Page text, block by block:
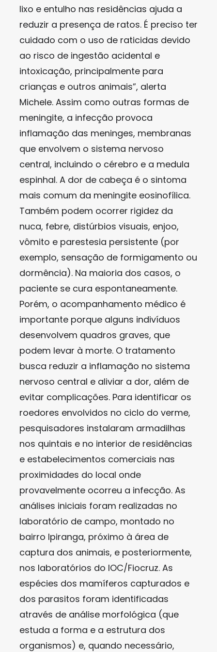
lixo e entulho nas residências ajuda a
reduzir a presença de ratos. É preciso ter
cuidado com o uso de raticidas devido
ao risco de ingestão acidental e
intoxicação, principalmente para
crianças e outros animais”, alerta
Michele. Assim como outras formas de
meningite, a infecção provoca
inflamação das meninges, membranas
que envolvem o sistema nervoso
central, incluindo o cérebro e a medula
espinhal. A dor de cabeça é o sintoma
mais comum da meningite eosinofílica.
Também podem ocorrer rigidez da
nuca, febre, distúrbios visuais, enjoo,
vômito e parestesia persistente (por
exemplo, sensação de formigamento ou
dormência). Na maioria dos casos, o
paciente se cura espontaneamente.
Porém, o acompanhamento médico é
importante porque alguns indivíduos
desenvolvem quadros graves, que
podem levar à morte. O tratamento
busca reduzir a inflamação no sistema
nervoso central e aliviar a dor, além de
evitar complicações. Para identificar os
roedores envolvidos no ciclo do verme,
pesquisadores instalaram armadilhas
nos quintais e no interior de residências
e estabelecimentos comerciais nas
proximidades do local onde
provavelmente ocorreu a infecção. As
análises iniciais foram realizadas no
laboratório de campo, montado no
bairro Ipiranga, próximo à área de
captura dos animais, e posteriormente,
nos laboratórios do IOC/Fiocruz. As
espécies dos mamíferos capturados e
dos parasitos foram identificadas
através de análise morfológica (que
estuda a forma e a estrutura dos
organismos) e, quando necessário,